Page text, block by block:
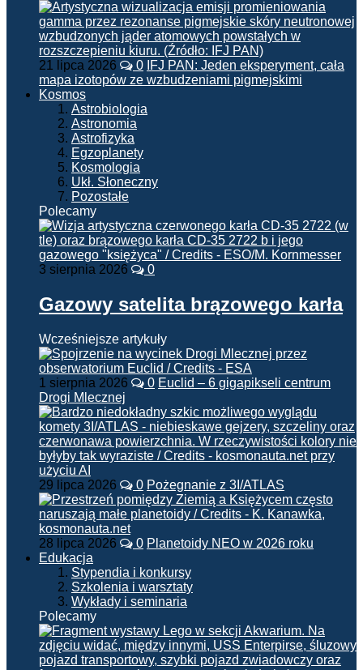
21 lipca 2026 0 IFJ PAN: Jeden eksperyment, cała
mapa izotopów ze wzbudzeniami pigmejskimi
Kosmos
Astrobiologia
Astronomia
Astrofizyka
Egzoplanety
Kosmologia
Ukł. Słoneczny
Pozostałe
Polecamy
3 sierpnia 2026 0
Gazowy satelita brązowego karła
Wcześniejsze artykuły
1 sierpnia 2026 0 Euclid – 6 gigapikseli centrum
Drogi Mlecznej
29 lipca 2026 0 Pożegnanie z 3I/ATLAS
28 lipca 2026 0 Planetoidy NEO w 2026 roku
Edukacja
Stypendia i konkursy
Szkolenia i warsztaty
Wykłady i seminaria
Polecamy